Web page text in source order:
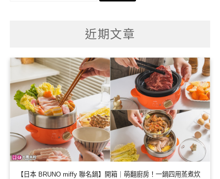
近期文章
【日本 BRUNO miffy 聯名鍋】開箱｜萌翻廚房！一鍋四用蒸煮炊